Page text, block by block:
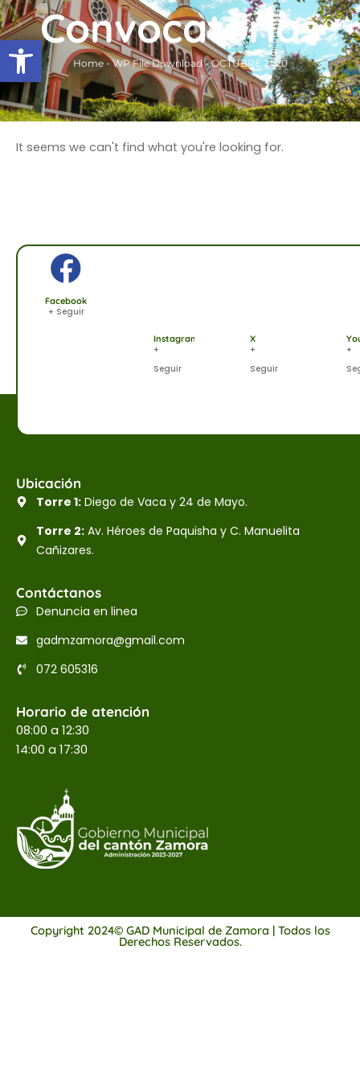
Abrir barra de herramientas
Ir
al
contenidoConvocatorias
Home-WP File Download-OCTUBRE 2020
It seems we can't find what you're looking for.
Facebook
+ Seguir
Instagram
+
Seguir
X
+
Seguir
+
Ubicación
Torre 1:Diego de Vaca y 24 de Mayo.
Torre 2:Av. Héroes de Paquisha y C. Manuelita
Cañizares.
Contáctanos
Denuncia en linea
gadmzamora@gmail.com
072 605316
Horario de atención
08:00 a 12:30
14:00 a 17:30
Copyright 2024© GAD Municipal de Zamora | Todos los
Derechos Reservados.